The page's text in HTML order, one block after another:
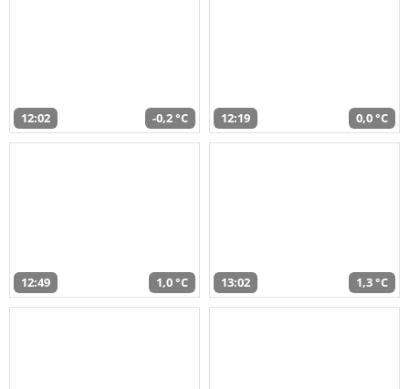
12:02 -0,2 °C 12:19 0,0 °C
12:49 1,0 °C 13:02 1,3 °C